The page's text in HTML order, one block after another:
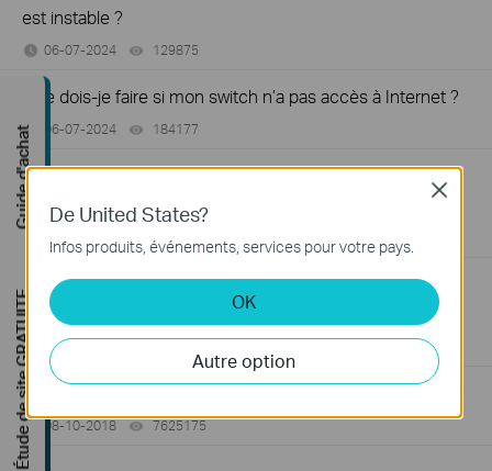
est instable ?
06-07-2024 129875
Que dois-je faire si mon switch n’a pas accès à Internet ?
06-07-2024 184177
Comment trouver la version matérielle d'un appareil TP-
Link ?
25765498
Comment trouver le numéro de série (S/N) de votre
appareil TP-Link
08-10-2018
Comment trouver la référence de votre appareil TP-Link ?
08-10-2018 7625175
De United States?
Infos produits, événements, services pour votre pays.
OK
Autre option
Close
Guide d'achat
Étude de site GRATUITE